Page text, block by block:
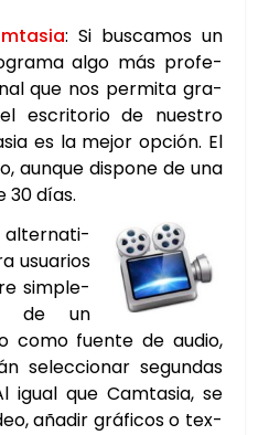
: Si bus­ca­mos un
algo más pro­fe­
que nos per­mi­ta gra­
escri­to­rio de nues­tro
es la mejor opción. El
aun­que dis­po­ne de una
30 días.
alter­na­ti­
usua­rios
sim­ple­
de un
como fuen­te de audio,
selec­cio­nar segun­das
igual que Cam­ta­sia, se
aña­dir grá­fi­cos o tex­